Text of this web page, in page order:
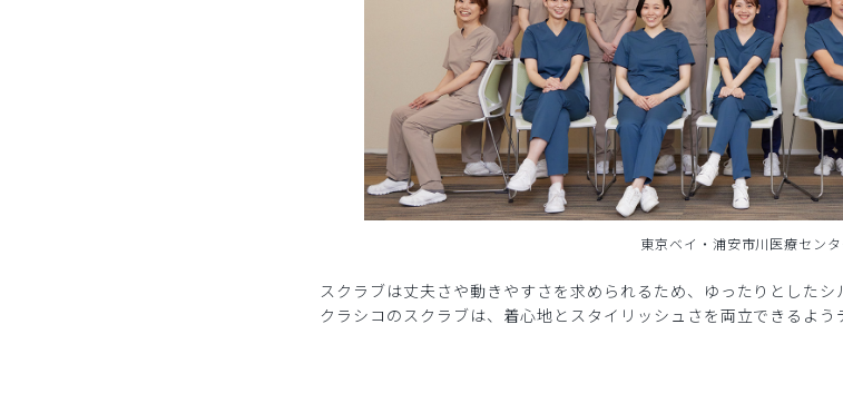
東京ベイ・浦安市川医療センタ
スクラブは丈夫さや動きやすさを求められるため、ゆったりとしたシ
クラシコのスクラブは、着心地とスタイリッシュさを両立できるよう